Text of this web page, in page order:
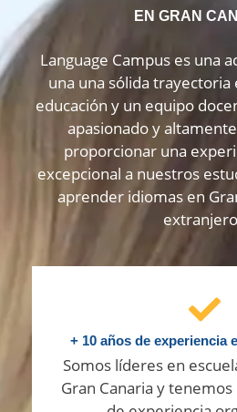
EN GRAN
Language Campus es una
una una sólida trayectoria
educación y un equipo
apasionado y
proporcionar una
excepcional a nuestros
aprender idiomas en
+ 10 años de experiencia
Somos líderes en
Gran Canaria y